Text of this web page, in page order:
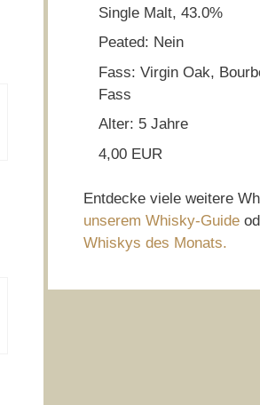
Single Malt, 43.0%
Peated: Nein
Fass: Virgin Oak,
Fass
Alter: 5 Jahre
4,00 EUR
Entdecke viele weitere
unserem Whisky-Guide
Whiskys des Monats.